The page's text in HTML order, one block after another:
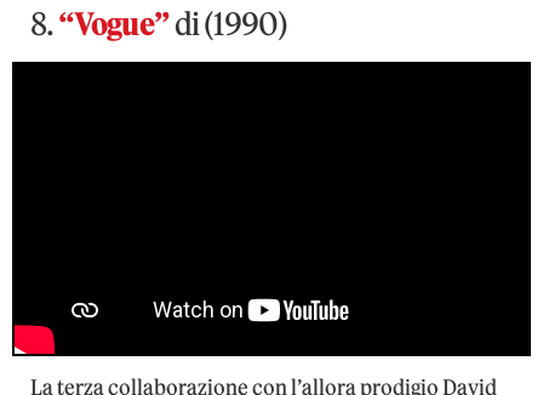
8.“Vogue”di (1990)
La terza collaborazione con l’allora prodigio David